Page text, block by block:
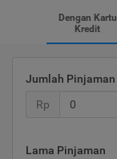
Dengan Kartu
Kredit
Jumlah Pinjaman
Rp
Lama Pinjaman